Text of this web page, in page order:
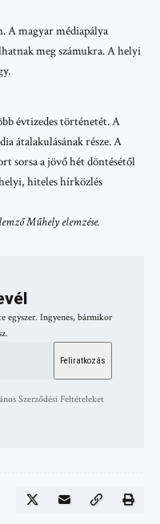
A magyar médiapálya
meg számukra. A helyi
évtizedes történetét. A
átalakulásának része. A
sorsa a jövő hét döntésétől
hiteles hírközlés
Műhely elemzése.
egyszer. Ingyenes, bármikor
Szerződési Feltételeket